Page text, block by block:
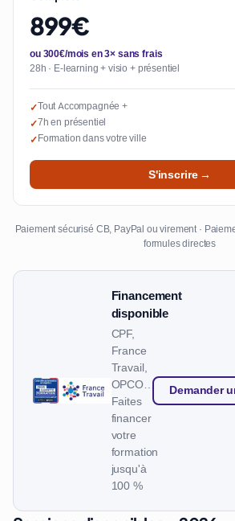
899€
ou 300€/mois en 3× sans frais
28h · E-learning + visio + présentiel
✓Tout Accompagnée +
✓7h en présentiel
✓Formation dans votre ville
S'inscrire →
Paiement sécurisé CB, PayPal ou virement ·
formules directes
Financement
disponible
CPF,
France
Travail,
OPCO…
Faites
financer
votre
formation
jusqu'à
100 %
Demander